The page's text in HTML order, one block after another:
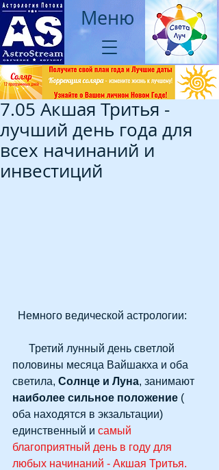
Меню
7.05 Акшая Тритья -
лучший день года для
всех начинаний и
инвестиций
  Немного ведической астрологии:
половины месяца Вайшакха и оба
светила, Солнце и Луна, занимают
наиболее сильное положение (
оба находятся в экзальтации)
единственный и самый
благоприятный день в году для
любых начинаний - Акшая Тритья.